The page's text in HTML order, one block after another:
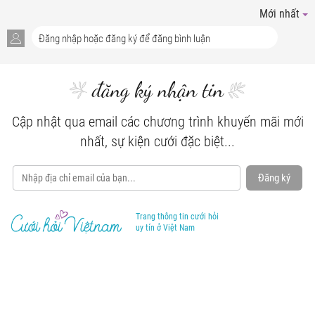
Mới nhất
đăng ký nhận tin
Cập nhật qua email các chương trình khuyến mãi mới
nhất, sự kiện cưới đặc biệt...
Đăng ký
Trang thông tin cưới hỏi
uy tín ở Việt Nam